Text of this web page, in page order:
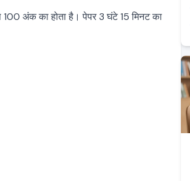
अंक का होता है। पेपर 3 घंटे 15 मिनट का